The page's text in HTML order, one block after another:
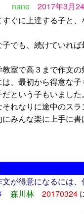
nane 2017年3月
ぐに上達する子と、
でも、続けていれ
室で高３まで作文の
、最初から得意な子
という子もいました。
れなりに途中のスラ
みんな楽に上手に
が得意になるには
森川林 20170324